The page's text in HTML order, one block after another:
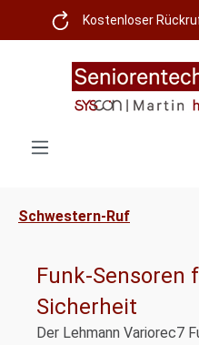
Zum Hauptinhalt springen
Kostenloser
Schwestern-Ruf
Funk-Sensoren
Sicherheit
Der Lehmann Variorec7